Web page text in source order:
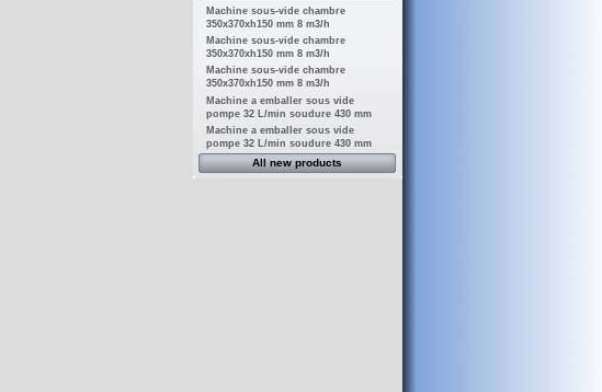
Machine sous-vide chambre
350x370xh150 mm 8 m3/h
Machine sous-vide chambre
350x370xh150 mm 8 m3/h
Machine sous-vide chambre
350x370xh150 mm 8 m3/h
Machine a emballer sous vide
pompe 32 L/min soudure 430 mm
Machine a emballer sous vide
pompe 32 L/min soudure 430 mm
All new products